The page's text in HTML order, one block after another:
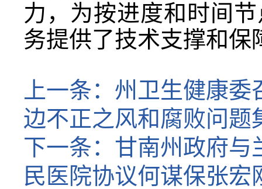
力，为按进度和时间
务提供了技术支撑和保
上一条： 州卫生健康委
边不正之风和腐败问题
下一条： 甘南州政府与
民医院协议何谋保张